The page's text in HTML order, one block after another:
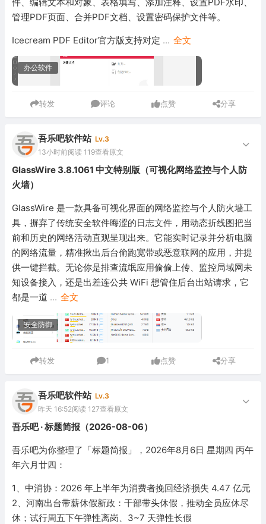
管理PDF页面、合并PDF文档、设置密码保护文件等。
Icecream PDF Editor官方版支持对定 ... 全文
办公软件
转发 评论 点赞 分享
吾乐吧软件站 Lv.3
13小时前阅读 119查看原文
GlassWire 3.8.1061 中文特别版（可视化网络监控与个人防
火墙）
GlassWire 是一款具备可视化界面的网络监控与个人防火墙工
具，摒弃了传统安全软件晦涩的日志文件，用动态折线图把当
前和历史的网络活动直观呈现出来。它能实时记录并分析电脑
的网络流量，精准揪出后台偷跑宽带或恶意联网的应用，并提
供一键拦截。无论你是排查流氓应用偷偷上传、监控局域网未
知设备接入，还是出差连公共 WiFi 想管住后台出站请求，它
都是一道 ... 全文
安全防御
转发 1 点赞 分享
吾乐吧软件站 Lv.3
昨天 16:52阅读 127查看原文
吾乐吧 · 标题简报（2026-08-06）
吾乐吧为你整理了「标题简报」，2026年8月6日 星期四 丙午
年六月廿四：
1、中消协：2026 年上半年为消费者挽回经济损失 4.47 亿元
2、河南出台带薪休假新政：干部带头休假，推动全员应休尽
休；试行周五下午弹性离岗、3~7 天弹性长假